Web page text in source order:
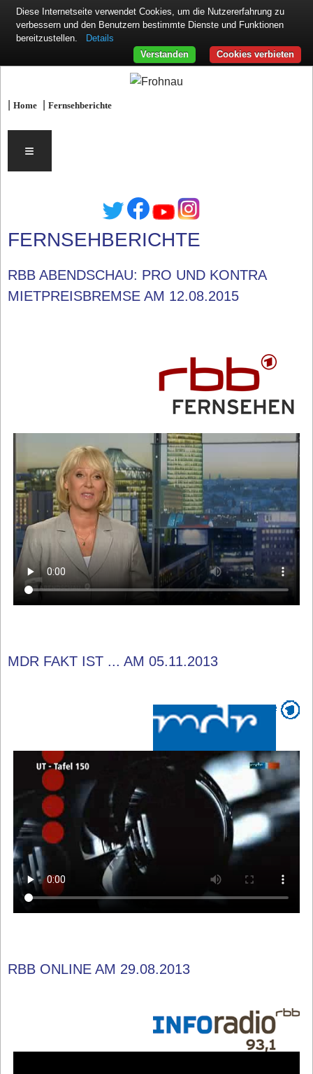
|Home |Fernsehberichte
≡
FERNSEHBERICHTE
RBB ABENDSCHAU: PRO UND KONTRA
MIETPREISBREMSE AM 12.08.2015
MDR FAKT IST ... AM 05.11.2013
RBB ONLINE AM 29.08.2013
Diese Internetseite verwendet Cookies, um die Nutzererfahrung zu
verbessern und den Benutzern bestimmte Dienste und Funktionen
bereitzustellen.
Details
Cookies verbieten
Verstanden